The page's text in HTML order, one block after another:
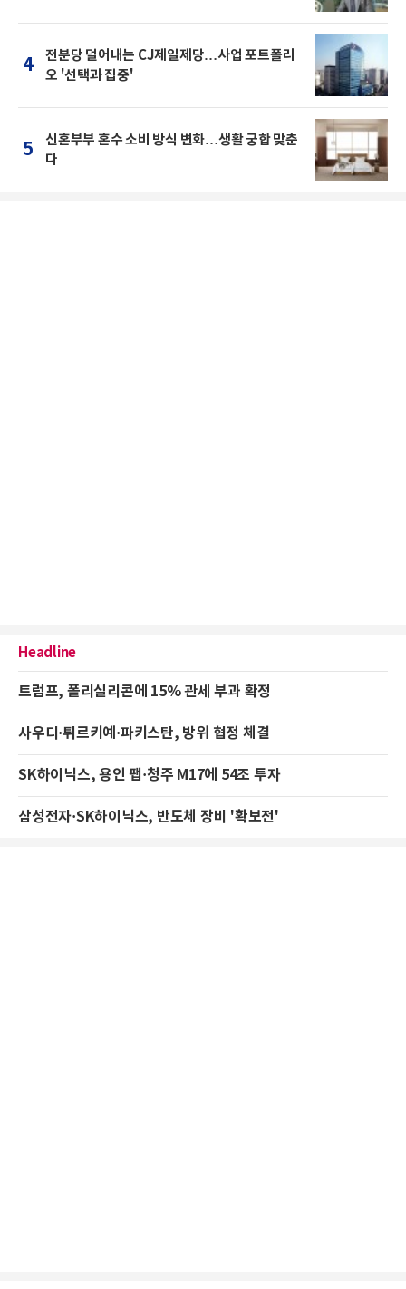
4
전분당 덜어내는 CJ제일제당…사업 포트폴리
오 '선택과 집중'
5
신혼부부 혼수 소비 방식 변화…생활 궁합 맞춘
다
Headline
트럼프, 폴리실리콘에 15% 관세 부과 확정
사우디·튀르키예·파키스탄, 방위 협정 체결
SK하이닉스, 용인 팹·청주 M17에 54조 투자
삼성전자·SK하이닉스, 반도체 장비 '확보전'